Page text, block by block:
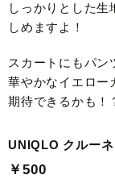
しっかりとした
しめますよ！
スカートにもパ
華やかなイエロー
期待できるかも！
UNIQLO クルー
￥500